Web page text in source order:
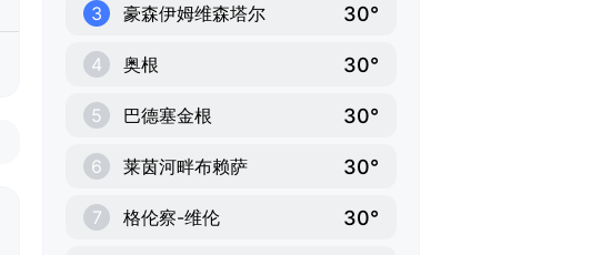
3 豪森伊姆维森塔尔 30°
4 奥根 30°
5 巴德塞金根 30°
6 莱茵河畔布赖萨 30°
7 格伦察-维伦 30°